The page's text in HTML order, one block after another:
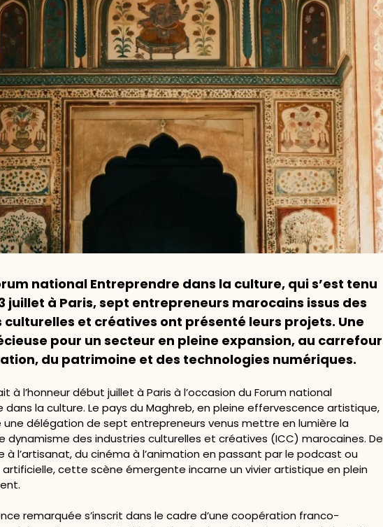
national Entreprendre dans la culture, qui s’est tenu
juillet à Paris, sept entrepreneurs marocains issus des
culturelles et créatives ont présenté leurs projets. Une
pour un secteur en pleine expansion, au carrefour
du patrimoine et des technologies numériques.
à l’honneur début juillet à Paris à l’occasion du Forum national
dans la culture. Le pays du Maghreb, en pleine effervescence artistique,
une délégation de sept entrepreneurs venus mettre en lumière la
dynamisme des industries culturelles et créatives (ICC) marocaines. De
à l’artisanat, du cinéma à l’animation en passant par le podcast ou
artificielle, cette scène émergente incarne un vivier artistique en plein
remarquée s’inscrit dans le cadre d’une coopération franco-